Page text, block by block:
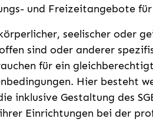
und Freizeitangebote
seelischer oder
sind oder anderer
für ein
Hier besteht
inklusive Gestaltung des
Einrichtungen bei der